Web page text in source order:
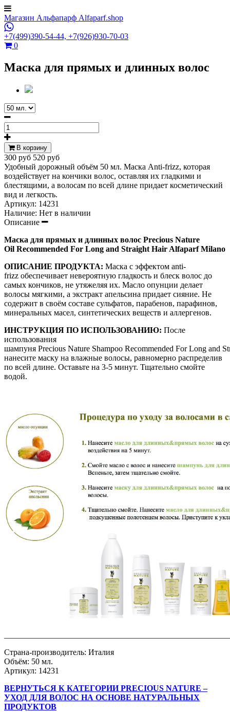
Магазин Альфапарф Alfaparf.shop
+7(499)390-54-44, +7(926)930-70-03
0
Маска для прямых и длинных волос
В корзину
300 руб 520 руб
Удобный дорожный объём 50 мл. Маска Anti-frizz, которая
воздействует на кончики волос, оставляя их гладкими и
блестящими, а волосам по всей длине придает косметический
вид и легкость.
Артикул: 14231
Наличие: Нет в наличии
Описание
Маска для прямых и длинных волос Precious Nature
Oil Recommended For Long and Straight Hair Alfaparf Milano
ОПИСАНИЕ ПРОДУКТА: Маска с эффектом anti-
frizz обеспечивает невероятную гладкость и блеск волос до
самых кончиков, не утяжеляя их. Масло опунции делает
волосы мягкими, а экстракт апельсина придает сияние. Не
содержит в своём составе сульфатов, парабенов, парафинов,
минеральных масел, синтетических веществ и аллергенов.
ИНСТРУКЦИЯ ПО ИСПОЛЬЗОВАНИЮ: После
использования
шампуня Precious Nature Shampoo Recommended For Long and
нанесите маску на влажные волосы, равномерно распределив
по всей длине. Оставьте на 3-5 минут. Тщательно смойте
водой.
Страна-производитель: Италия
Объём: 50 мл.
Артикул: 14231
ВЕРНУТЬСЯ К КАТЕГОРИИ PRECIOUS NATURE –
УХОД ДЛЯ ВОЛОС НА ОСНОВЕ НАТУРАЛЬНЫХ
ПРОДУКТОВ